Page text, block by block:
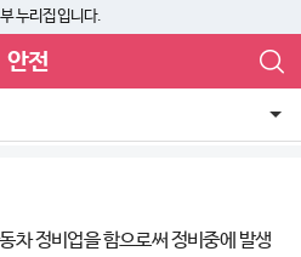
누리집입니다.
안전
차 정비업을 함으로써 정비중에 발생